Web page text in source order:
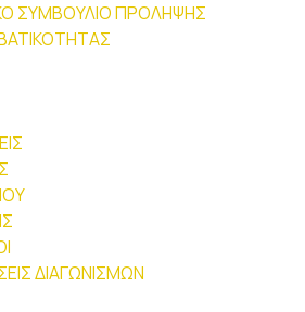
ΣΥΜΒΟΥΛΙΟ ΠΡΟΛΗΨΗΣ
ΔΙΑΓΩΝΙΣΜΩΝ